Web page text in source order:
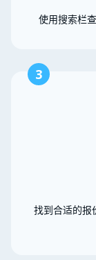
使用搜索栏
3
找到合适的报